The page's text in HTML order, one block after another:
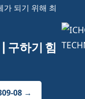
가 되기 위해 최
구하기 힘
08 →